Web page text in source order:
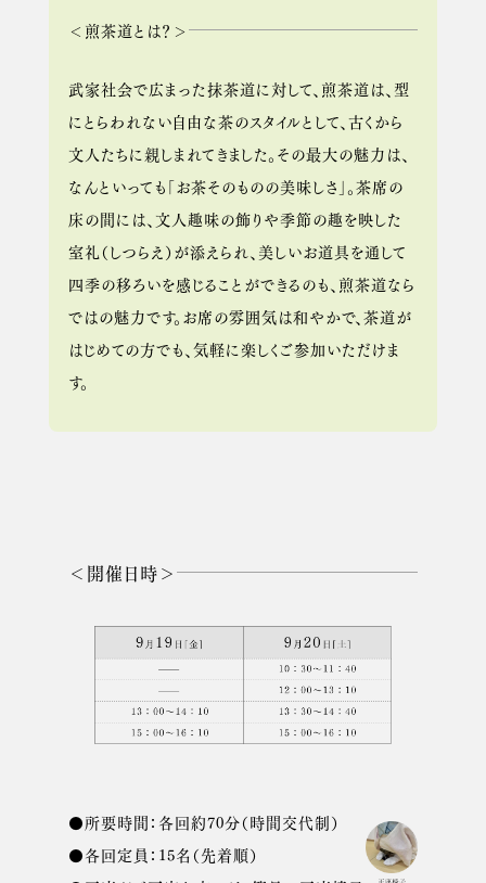
＜煎茶道とは？＞
武家社会で広まった抹茶道に対して、煎茶道は、型
にとらわれない自由な茶のスタイルとして、古くから
文人たちに親しまれてきました。その最大の魅力は、
なんといっても「お茶そのものの美味しさ」。茶席の
床の間には、文人趣味の飾りや季節の趣を映した
室礼（しつらえ）が添えられ、美しいお道具を通して
四季の移ろいを感じることができるのも、煎茶道なら
ではの魅力です。お席の雰囲気は和やかで、茶道が
はじめての方でも、気軽に楽しくご参加いただけま
す。
＜開催日時＞
●所要時間：各回約70分（時間交代制）
●各回定員：15名（先着順）